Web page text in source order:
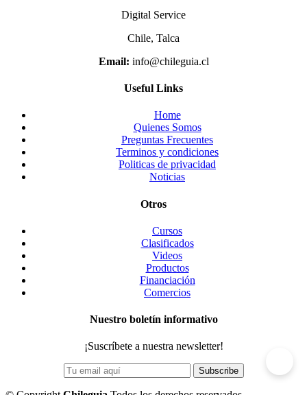
Digital Service
Chile, Talca
Email: info@chileguia.cl
Useful Links
Home
Quienes Somos
Preguntas Frecuentes
Terminos y condiciones
Politicas de privacidad
Noticias
Otros
Cursos
Clasificados
Videos
Productos
Financiación
Comercios
Nuestro boletín informativo
¡Suscríbete a nuestra newsletter!